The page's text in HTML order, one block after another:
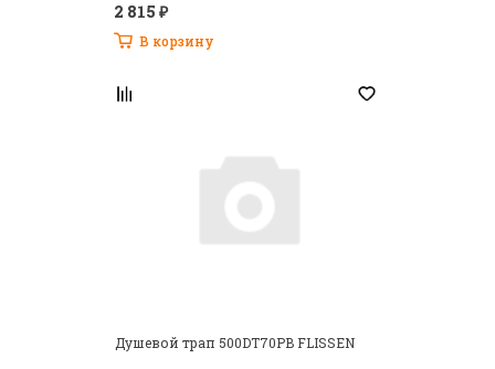
2 815 ₽
В корзину
Душевой трап 500DT70PB FLISSEN